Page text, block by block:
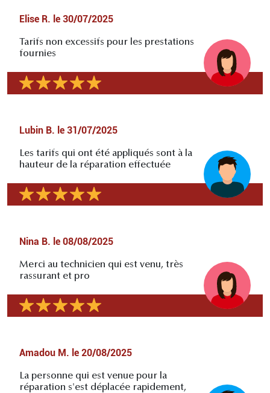
Elise R. le 30/07/2025
Tarifs non excessifs pour les prestations
fournies
Lubin B. le 31/07/2025
Les tarifs qui ont été appliqués sont à la
hauteur de la réparation effectuée
Nina B. le 08/08/2025
Merci au technicien qui est venu, très
rassurant et pro
Amadou M. le 20/08/2025
La personne qui est venue pour la
réparation s'est déplacée rapidement,